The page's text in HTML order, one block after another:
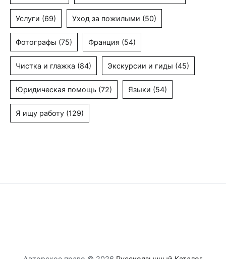
Услуги (69) Уход за пожилыми (50)
Фотографы (75) Франция (54)
Чистка и глажка (84) Экскурсии и гиды (45)
Юридическая помощь (72) Языки (54)
Я ищу работу (129)